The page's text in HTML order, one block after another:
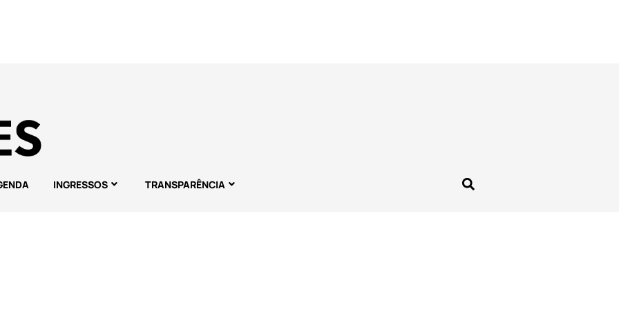
INGRESSOS TRANSPARÊNCIA